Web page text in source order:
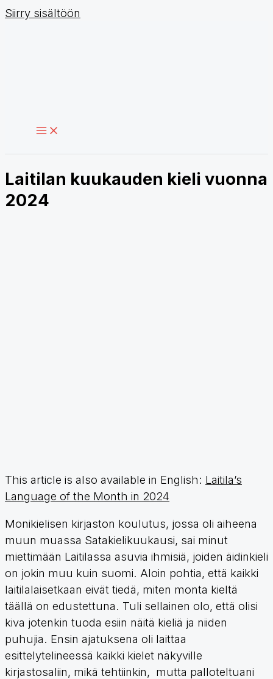
Siirry sisältöön
Laitilan kuukauden kieli vuonna
2024
This article is also available in English: Laitila’s
Language of the Month in 2024
Monikielisen kirjaston koulutus, jossa oli aiheena
muun muassa Satakielikuukausi, sai minut
miettimään Laitilassa asuvia ihmisiä, joiden äidinkieli
on jokin muu kuin suomi. Aloin pohtia, että kaikki
laitilalaisetkaan eivät tiedä, miten monta kieltä
täällä on edustettuna. Tuli sellainen olo, että olisi
kiva jotenkin tuoda esiin näitä kieliä ja niiden
puhujia. Ensin ajatuksena oli laittaa
esittelytelineessä kaikki kielet näkyville
kirjastosaliin, mikä tehtiinkin, mutta palloteltuani